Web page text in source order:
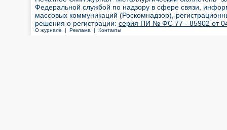
Федеральной службой по надзору в сфере связи,
массовых коммуникаций (Роскомнадзор),
решения о регистрации: серия ПИ № ФС 77 - 85902 от 04
О журнале | Реклама | Контакты